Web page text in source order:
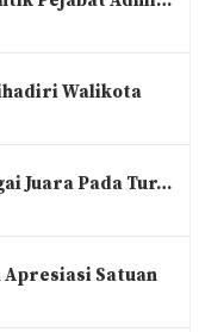
Walikota
Juara Pada Tur…
Satuan